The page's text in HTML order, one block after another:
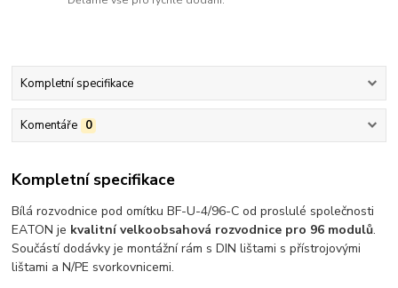
Kompletní specifikace
Komentáře 0
Kompletní specifikace
Bílá rozvodnice pod omítku BF-U-4/96-C od proslulé společnosti
EATON je kvalitní velkoobsahová rozvodnice pro 96 modulů.
Součástí dodávky je montážní rám s DIN lištami s přístrojovými
lištami a N/PE svorkovnicemi.